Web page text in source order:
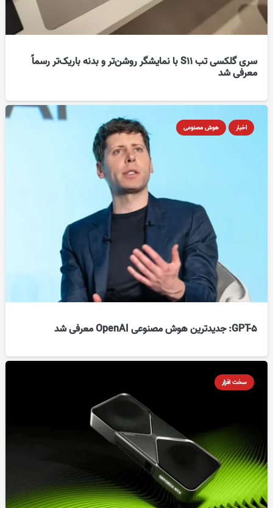
سری گلکسی تب S11 با نمایشگر روشن‌تر و بدنه باریک‌تر رسماً
معرفی شد
اخبار هوش مصنوعی
GPT-5: جدیدترین هوش مصنوعی OpenAI معرفی شد
سخت افزار